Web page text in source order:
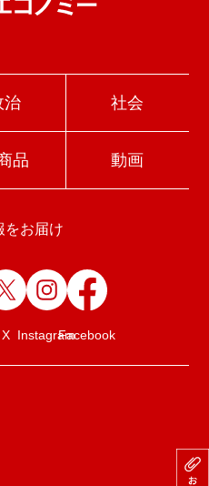
治 社会
品 動画
をお届け
X InstagramFacebook